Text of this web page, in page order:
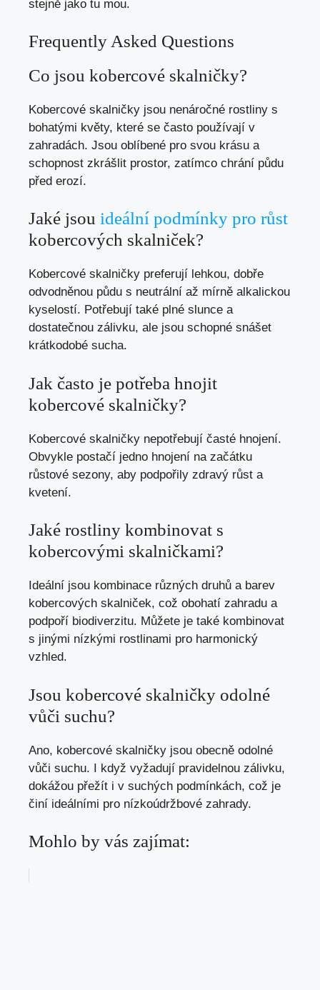
stejně jako tu mou.
Frequently Asked Questions
Co jsou kobercové skalničky?
Kobercové skalničky jsou nenáročné rostliny s
bohatými květy, které se často používají v
zahradách. Jsou oblíbené pro svou krásu a
schopnost zkrášlit prostor, zatímco chrání půdu
před erozí.
Jaké jsou ideální podmínky pro růst
kobercových skalniček?
Kobercové skalničky preferují lehkou, dobře
odvodněnou půdu s neutrální až mírně alkalickou
kyselostí. Potřebují také plné slunce a
dostatečnou zálivku, ale jsou schopné snášet
krátkodobé sucha.
Jak často je potřeba hnojit
kobercové skalničky?
Kobercové skalničky nepotřebují časté hnojení.
Obvykle postačí jedno hnojení na začátku
růstové sezony, aby podpořily zdravý růst a
kvetení.
Jaké rostliny kombinovat s
kobercovými skalničkami?
Ideální jsou kombinace různých druhů a barev
kobercových skalniček, což obohatí zahradu a
podpoří biodiverzitu. Můžete je také kombinovat
s jinými nízkými rostlinami pro harmonický
vzhled.
Jsou kobercové skalničky odolné
vůči suchu?
Ano, kobercové skalničky jsou obecně odolné
vůči suchu. I když vyžadují pravidelnou zálivku,
dokážou přežít i v suchých podmínkách, což je
činí ideálními pro nízkoúdržbové zahrady.
Mohlo by vás zajímat: